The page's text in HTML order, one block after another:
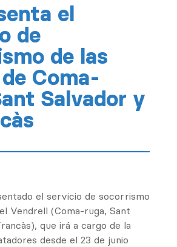
el
de
de las
Coma-
Salvador y
el servicio de socorrismo
Vendrell (Coma-ruga, Sant
que irá a cargo de la
desde el 23 de junio